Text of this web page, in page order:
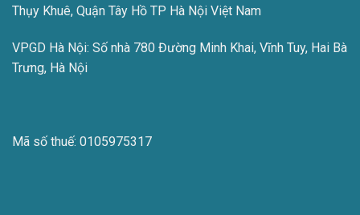
Thụy Khuê, Quận Tây Hồ TP Hà Nội Việt Nam
VPGD Hà Nội: Số nhà 780 Đường Minh Khai, Vĩnh Tuy, Hai Bà
Trưng, Hà Nội
Mã số thuế: 0105975317